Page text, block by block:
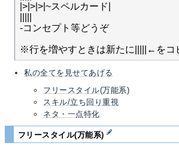
|>|>|>|~スペルカード|
-コンセプト等どうぞ
私の全てを見せてあげる
フリースタイル(万能系)
スキル/立ち回り重視
ネタ・一点特化
フリースタイル(万能系)